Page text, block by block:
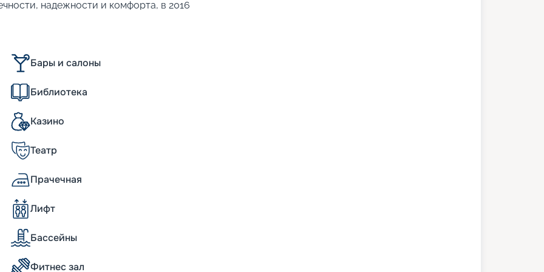
надежности и комфорта, в 2016
Его изюминка – трехуровневый
водопадом. Другие характеристики:
Также большое количество кают
L’Oleandro и Le Maxim’s, с заказным
плату можно посетить рестораны
отличный кофе и авторские десерты
лайнера
Бары и салоны
Библиотека
Казино
Театр
Прачечная
Лифт
Бассейны
Фитнес зал